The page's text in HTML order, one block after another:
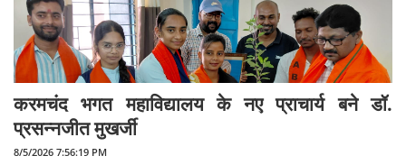
करमचंद भगत महाविद्यालय के नए प्राचार्य बने डॉ.
प्रसन्नजीत मुखर्जी
8/5/2026 7:56:19 PM